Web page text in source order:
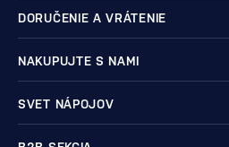
DORUČENIE A VRÁTENIE
NAKUPUJTE S NAMI
SVET NÁPOJOV